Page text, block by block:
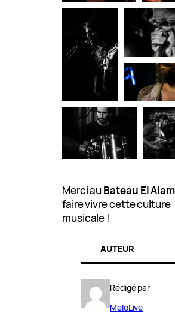
Merci auBateau El
faire vivre cette culture
musicale !
AUTEUR
Rédigé par
MeloLive